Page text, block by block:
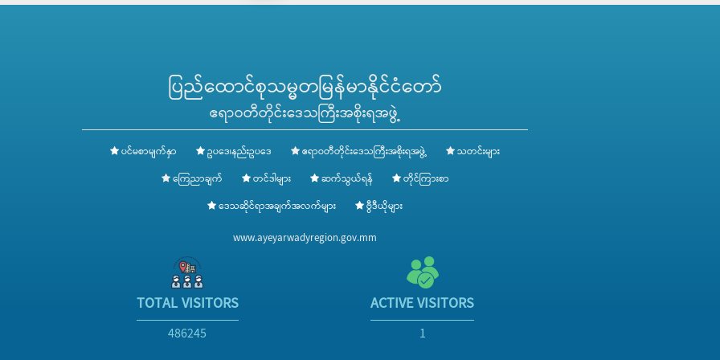
နတ်သစ်ရုပ်ပွားတော် အရှင်မြတ်နှင့် ဇမ္ဗူပတိ ရုပ်ပွားတော် အရှင်သူမ
“ဗုဒ္ဓသာသနံ စိရံ တိဋ္ဌတု”သုံးကြိမ်ရွတ်ဆို ဆုတောင်း၍ အခမ်းအနားအား
ပြည်ထောင်စုသမ္မတမြန်မာနိုင်ငံတော်
ဧရာဝတီတိုင်းဒေသကြီးအစိုးရအဖွဲ့
ပင်မစာမျက်နှာ ဥပဒေ၊နည်းဥပဒေ ဧရာဝတီတိုင်းဒေသကြီးအစိုးရအဖွဲ့
သတင်းများ
ကြေညာချက်
တင်ဒါများ ဆက်သွယ်ရန်
တိုင်ကြားစာ
ဒေသဆိုင်ရာအချက်အလက်များ
ဗွီဒီယိုများ
www.ayeyarwadyregion.gov.mm
TOTAL VISITORS
486245
ACTIVE VISITORS
1